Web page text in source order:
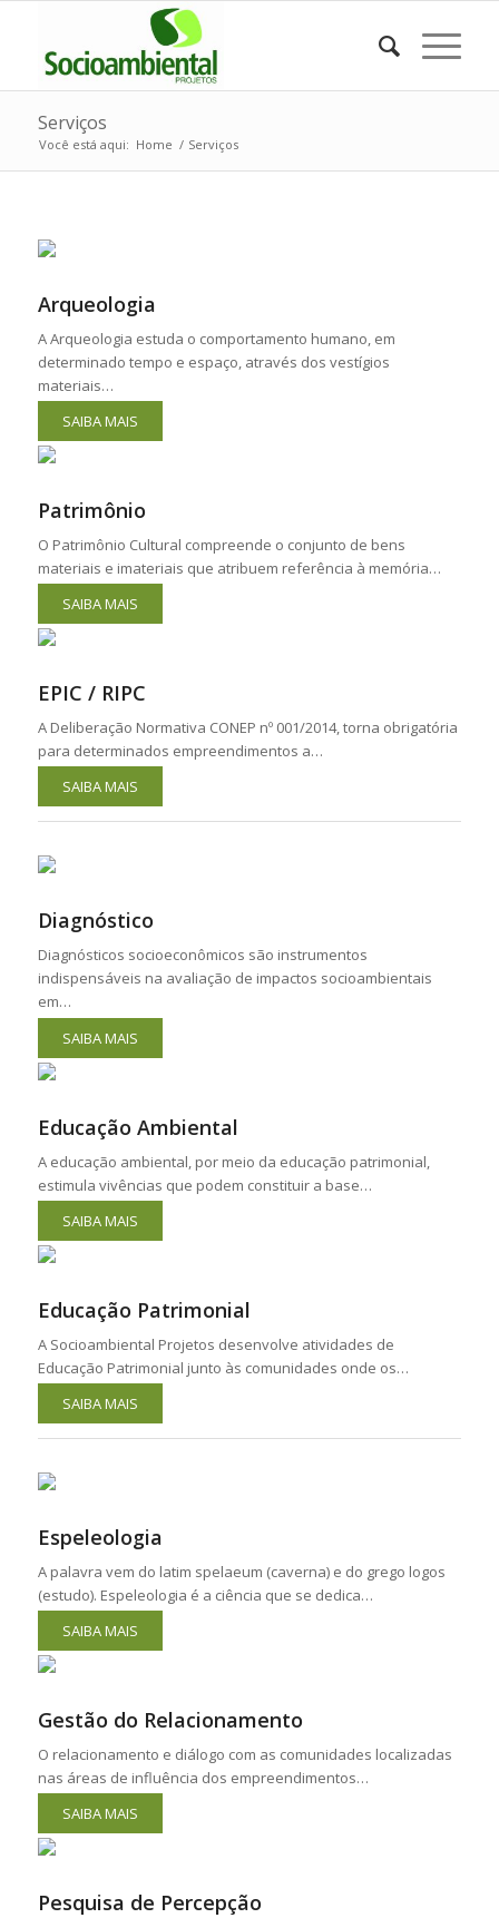
Serviços
Você está aqui: Home / Serviços
Arqueologia
A Arqueologia estuda o comportamento humano, em
determinado tempo e espaço, através dos vestígios
materiais…
SAIBA MAIS
Patrimônio
O Patrimônio Cultural compreende o conjunto de bens
materiais e imateriais que atribuem referência à memória…
SAIBA MAIS
EPIC / RIPC
A Deliberação Normativa CONEP nº 001/2014, torna obrigatória
para determinados empreendimentos a…
SAIBA MAIS
Diagnóstico
Diagnósticos socioeconômicos são instrumentos
indispensáveis na avaliação de impactos socioambientais
em…
SAIBA MAIS
Educação Ambiental
A educação ambiental, por meio da educação patrimonial,
estimula vivências que podem constituir a base…
SAIBA MAIS
Educação Patrimonial
A Socioambiental Projetos desenvolve atividades de
Educação Patrimonial junto às comunidades onde os…
SAIBA MAIS
Espeleologia
A palavra vem do latim spelaeum (caverna) e do grego logos
(estudo). Espeleologia é a ciência que se dedica…
SAIBA MAIS
Gestão do Relacionamento
O relacionamento e diálogo com as comunidades localizadas
nas áreas de influência dos empreendimentos…
SAIBA MAIS
Pesquisa de Percepção